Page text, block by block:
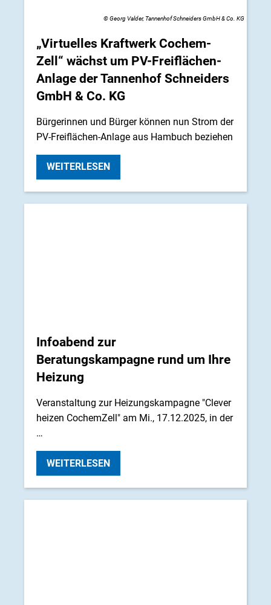
© Georg Valder, Tannenhof Schneiders GmbH & Co. KG
„Virtuelles Kraftwerk Cochem-
Zell“ wächst um PV-Freiflächen-
Anlage der Tannenhof Schneiders
GmbH & Co. KG
Bürgerinnen und Bürger können nun Strom der
PV-Freiflächen-Anlage aus Hambuch beziehen
WEITERLESEN
Infoabend zur
Beratungskampagne rund um Ihre
Heizung
Veranstaltung zur Heizungskampagne "Clever
heizen CochemZell" am Mi., 17.12.2025, in der
…
WEITERLESEN